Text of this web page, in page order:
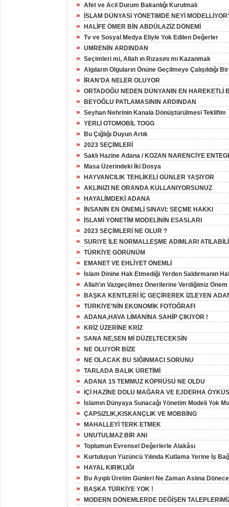
» Afet ve Acil Durum Bakanlığı Kurulmalı
» İSLAM DÜNYASI YÖNETiMDE NEYİ
» HALİFE ÖMER BİN ABDÜLAZİZ DÖNEMİ
» Tv ve Sosyal Medya Eliyle Yok Edilen Değerler
» UMRENİN ARDINDAN
» Seçimleri mi, Allah ın Rızasını mı Kazanmak
» Algıların Olguların Önüne Geçilmeye Çalışıldığı
» İRAN'DA NELER OLUYOR
» ORTADOĞU NEDEN DÜNYANIN EN HAREKETLİ
» BEYOĞLU PATLAMASININ ARDINDAN
» Seyhan Nehrinin Kanala Dönüştürülmesi Teklifim
» YERLİ OTOMOBİL TOGG
» Bu Çığlığı Duyun Artık
» 2023 SEÇİMLERİ
» Saklı Hazine Adana / KOZAN NARENCİYE
» Masa Üzerindeki İki Dosya
» HAYVANCILIK TEHLİKELİ GÜNLER YAŞIYOR
» AKLINIZI NE ORANDA KULLANIYORSUNUZ
» HAYALİMDEKİ ADANA
» İNSANIN EN ÖNEMLİ SINAVI: SEÇME HAKKI
» İSLAMİ YONETİM MODELİNİN ESASLARI
» 2023 SEÇİMLERİ NE OLUR ?
» SURiYE İLE NORMALLEŞME ADIMLARI
» TÜRKİYE GÖRÜNÜM
» EMANET VE EHLÌYET ÖNEMLİ
» İslam Dinine Hak Etmediği Yerden Saldırmanın
» Allah'ın Vazgeçilmez Önerilerine Verdiğimiz
» BAŞKA KENTLERİ İÇ GEÇİREREK İZLEYEN
» TÜRKİYE'NİN EKONOMİK FOTOĞRAFI
» ADANA,HAVA LİMANİNA SAHİP ÇIKIYOR !
» KRİZ ÜZERİNE KRİZ
» SANA NE,SEN Mİ DÜZELTECEKSİN
» NE OLUYOR BİZE
» NE OLACAK BU SIĞINMACI SORUNU
» TARLADA BALIK ÜRETİMİ
» ADANA 15 TEMMUZ KÖPRÜSÜ NE OLDU
» İÇİ HAZİNE DOLU MAĞARA VE EJDERHA
» İslamın Dünyaya Sunacağı Yönetim Modeli Yok Mu
» ÇAPSIZLIK,KISKANÇLIK VE MOBBİNG
» MAHALLEYİ TERK ETMEK
» UNUTULMAZ BİR ANI
» Toplumun Evrensel Değerlerle Alakâsı
» Kurtuluşun Yüzüncü Yılında Kutlama Yerine İş
» HAYAL KIRIKLIĞI
» Bu Ayıplı Üretim Günleri Ne Zaman Aslına
» BAŞKA TÜRKİYE YOK !
» MODERN DÖNEMLERDE DEĞİŞEN